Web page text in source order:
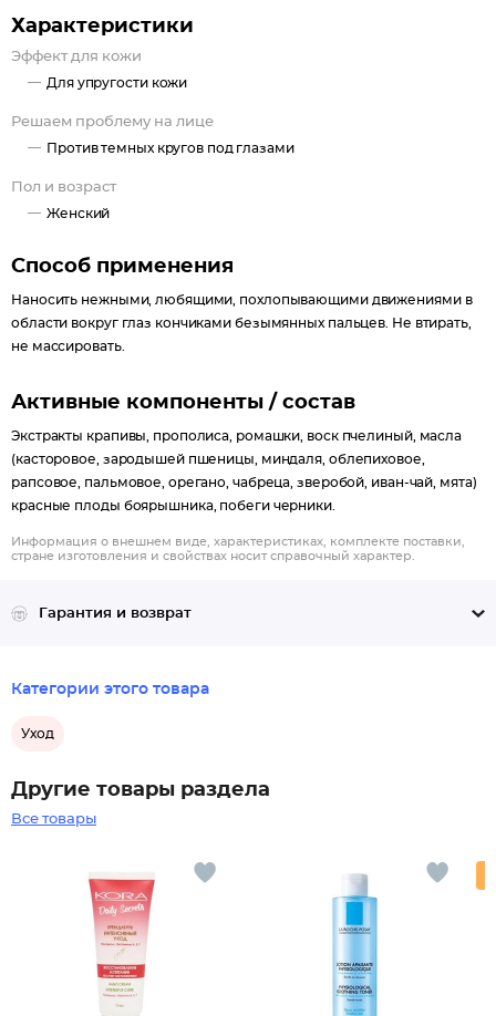
Характеристики
Эффект для кожи
Для упругости кожи
Решаем проблему на лице
Против темных кругов под глазами
Пол и возраст
Женский
Способ применения
Наносить нежными, любящими, похлопывающими движениями в
области вокруг глаз кончиками безымянных пальцев. Не втирать,
не массировать.
Активные компоненты / состав
Экстракты крапивы, прополиса, ромашки, воск пчелиный, масла
(касторовое, зародышей пшеницы, миндаля, облепиховое,
рапсовое, пальмовое, орегано, чабреца, зверобой, иван-чай, мята)
красные плоды боярышника, побеги черники.
Информация о внешнем виде, характеристиках, комплекте поставки,
стране изготовления и свойствах носит справочный характер.
Гарантия и возврат
Категории этого товара
Уход
Другие товары раздела
Все товары